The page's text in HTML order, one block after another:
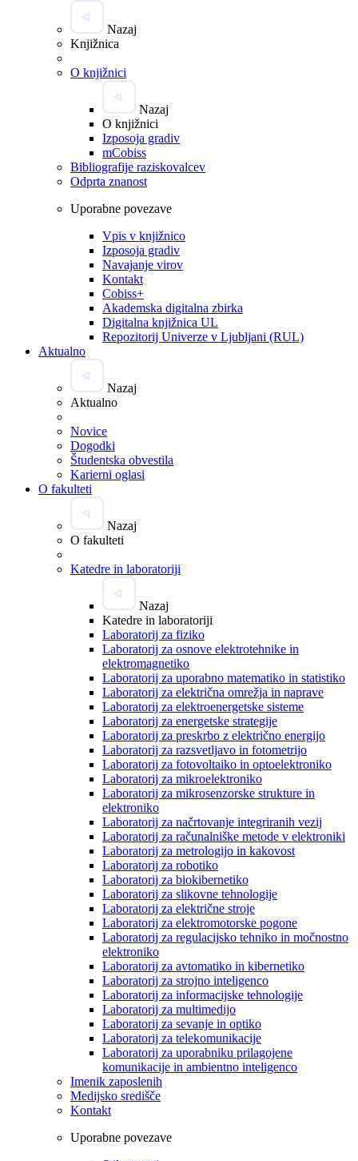
Nazaj
Knjižnica
O knjižnici
Nazaj
O knjižnici
Izposoja gradiv
mCobiss
Bibliografije raziskovalcev
Odprta znanost
Uporabne povezave
Vpis v knjižnico
Izposoja gradiv
Navajanje virov
Kontakt
Cobiss+
Akademska digitalna zbirka
Digitalna knjižnica UL
Repozitorij Univerze v Ljubljani (RUL)
Aktualno
Nazaj
Aktualno
Novice
Dogodki
Študentska obvestila
Karierni oglasi
O fakulteti
Nazaj
O fakulteti
Katedre in laboratoriji
Nazaj
Katedre in laboratoriji
Laboratorij za fiziko
Laboratorij za osnove elektrotehnike in
elektromagnetiko
Laboratorij za uporabno matematiko in statistiko
Laboratorij za električna omrežja in naprave
Laboratorij za elektroenergetske sisteme
Laboratorij za energetske strategije
Laboratorij za preskrbo z električno energijo
Laboratorij za razsvetljavo in fotometrijo
Laboratorij za fotovoltaiko in optoelektroniko
Laboratorij za mikroelektroniko
Laboratorij za mikrosenzorske strukture in
elektroniko
Laboratorij za načrtovanje integriranih vezij
Laboratorij za računalniške metode v elektroniki
Laboratorij za metrologijo in kakovost
Laboratorij za robotiko
Laboratorij za biokibernetiko
Laboratorij za slikovne tehnologije
Laboratorij za električne stroje
Laboratorij za elektromotorske pogone
Laboratorij za regulacijsko tehniko in močnostno
elektroniko
Laboratorij za avtomatiko in kibernetiko
Laboratorij za strojno inteligenco
Laboratorij za informacijske tehnologije
Laboratorij za multimedijo
Laboratorij za sevanje in optiko
Laboratorij za telekomunikacije
Laboratorij za uporabniku prilagojene
komunikacije in ambientno inteligenco
Imenik zaposlenih
Medijsko središče
Kontakt
Uporabne povezave